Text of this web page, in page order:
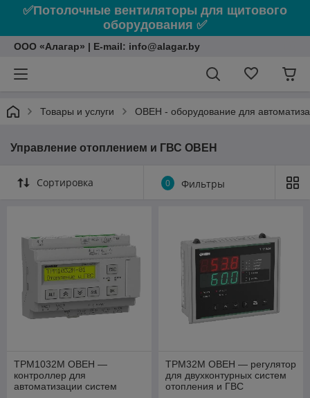
✅Потолочные вентиляторы для щитового
оборудования ✅
ООО «Алагар» | E-mail: info@alagar.by
Товары и услуги ОВЕН - оборудование для
Управление отоплением и ГВС ОВЕН
Сортировка 0 Фильтры
ТРМ1032М ОВЕН —
контроллер для
автоматизации систем
ТРМ32М ОВЕН — регулятор
для двухконтурных систем
отопления и ГВС